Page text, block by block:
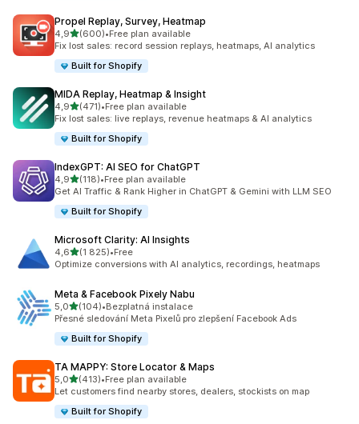
Propel Replay, Survey, Heatmap
4,9z 5 hvězd
(600)
Celkový počet recenzí: 600
•Free plan available
Fix lost sales: record session replays, heatmaps, AI analytics
Built for Shopify
MIDA Replay, Heatmap & Insight
4,9z 5 hvězd
(471)
Celkový počet recenzí: 471
•Free plan available
Fix lost sales: live replays, revenue heatmaps & AI analytics
Built for Shopify
IndexGPT: AI SEO for ChatGPT
4,9z 5 hvězd
(118)
Celkový počet recenzí: 118
•Free plan available
Get AI Traffic & Rank Higher in ChatGPT & Gemini with LLM SEO
Built for Shopify
Microsoft Clarity: AI Insights
4,6z 5 hvězd
(1 825)
Celkový počet recenzí: 1825
•Free
Optimize conversions with AI analytics, recordings, heatmaps
Meta & Facebook Pixely Nabu
5,0z 5 hvězd
(104)
Celkový počet recenzí: 104
•Bezplatná instalace
Přesné sledování Meta Pixelů pro zlepšení Facebook Ads
Built for Shopify
TA MAPPY: Store Locator & Maps
5,0z 5 hvězd
(413)
Celkový počet recenzí: 413
•Free plan available
Let customers find nearby stores, dealers, stockists on map
Built for Shopify